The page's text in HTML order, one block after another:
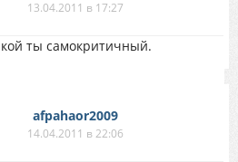
13.04.2011 в 17:27
ты самокритичный.
afpahaor2009
14.04.2011 в 22:06